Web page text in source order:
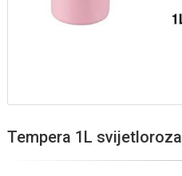
Tempera 1L svijetloroza